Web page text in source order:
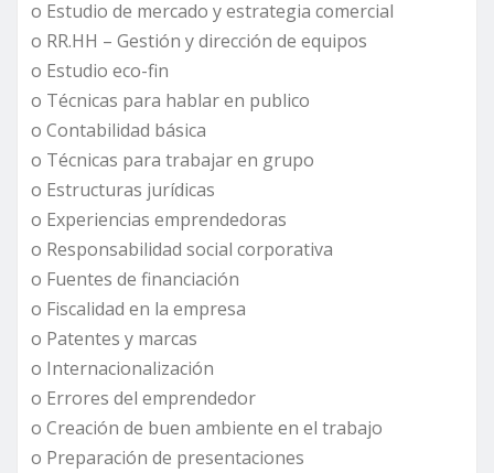
o Estudio de mercado y estrategia comercial
o RR.HH – Gestión y dirección de equipos
o Estudio eco-fin
o Técnicas para hablar en publico
o Contabilidad básica
o Técnicas para trabajar en grupo
o Estructuras jurídicas
o Experiencias emprendedoras
o Responsabilidad social corporativa
o Fuentes de financiación
o Fiscalidad en la empresa
o Patentes y marcas
o Internacionalización
o Errores del emprendedor
o Creación de buen ambiente en el trabajo
o Preparación de presentaciones